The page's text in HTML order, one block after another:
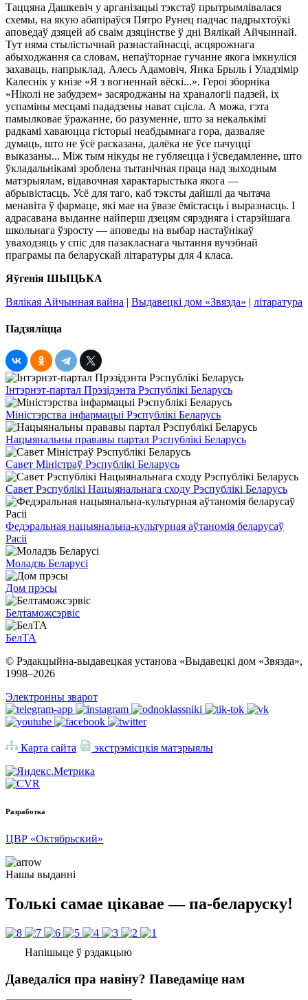
Таццяна Дашкевіч у арганізацыі тэкстаў прытрымлівалася
схемы, на якую абапіраўся Пятро Рунец падчас падрыхтоўкі
аповедаў дзяцей аб сваім дзяцінстве ў дні Вялікай Айчыннай.
Тут няма стылістычнай разнастайнасці, асцярожнага
абыходжання са словам, непаўторнае гучанне якога імкнуліся
захаваць, напрыклад, Алесь Адамовіч, Янка Брыль і Уладзімір
Калеснік у кнізе «Я з вогненнай вёскі...». Героі зборніка
«Ніколі не забудзем» засяроджаны на храналогіі падзей, іх
успаміны месцамі пададзены нават сцісла. А можа, гэта
памылковае ўражанне, бо разуменне, што за некалькімі
радкамі хаваюцца гісторыі неабдымнага гора, дазваляе
думаць, што не ўсё расказана, далёка не ўсе пачуцці
выказаны... Між тым нікуды не губляецца і ўсведамленне, што
ўкладальнікамі зроблена тытанічная праца над зыходным
матэрыялам, відавочная характарыстыка якога —
абрывістасць. Усё для таго, каб тэксты дайшлі да чытача
менавіта ў фармаце, які мае на ўвазе ёмістасць і выразнасць. І
адрасавана выданне найперш дзецям сярэдняга і старэйшага
школьнага ўзросту — аповеды на выбар настаўнікаў
уваходзяць у спіс для пазакласнага чытання вучэбнай
праграмы па беларускай літаратуры для 4 класа.
Яўгенія ШЫЦЬКА
Вялікая Айчынная вайна | Выдавецкі дом «Звязда» | літаратура
Падзяліцца
Інтэрнэт-партал Прэзідэнта Рэспублікі Беларусь
Міністэрства інфармацыі Рэспублікі Беларусь
Нацыянальны прававы партал Рэспублікі Беларусь
Савет Міністраў Рэспублікі Беларусь
Савет Рэспублікі Нацыянальнага сходу Рэспублікі Беларусь
Федэральная нацыянальна-культурная аўтаномія беларусаў
Расіі
Моладзь Беларусі
Дом прэсы
Белтаможсэрвіс
БелТА
© Рэдакцыйна-выдавецкая установа «Выдавецкі дом «Звязда»,
1998–2026
Электронны зварот
Карта сайта экстрэмісцкія матэрыялы
Разработка
ЦВР «Октябрьский»
Нашы выданні
Толькі самае цікавае — па-беларуску!
Напішыце ў рэдакцыю
Даведаліся пра навіну? Паведаміце нам